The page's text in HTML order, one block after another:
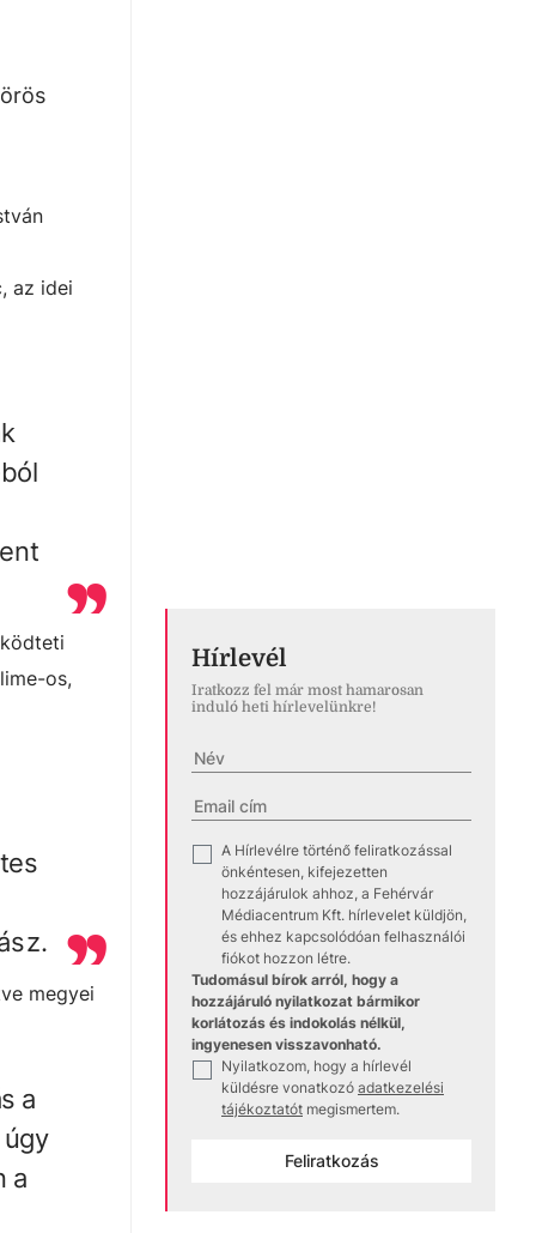
az idei
os,
megyei
a
a
Hírlevél
Iratkozz fel már most hamarosan
induló heti hírlevelünkre!
A Hírlevélre történő feliratkozással
önkéntesen, kifejezetten
hozzájárulok ahhoz, a Fehérvár
Médiacentrum Kft. hírlevelet küldjön,
és ehhez kapcsolódóan felhasználói
fiókot hozzon létre.
Tudomásul bírok arról, hogy a
hozzájáruló nyilatkozat bármikor
korlátozás és indokolás nélkül,
ingyenesen visszavonható.
Nyilatkozom, hogy a hírlevél
küldésre vonatkozó adatkezelési
tájékoztatót megismertem.
Feliratkozás